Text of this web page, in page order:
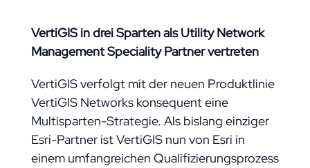
VertiGIS in drei Sparten als Utility Network
Management Speciality Partner vertreten
VertiGIS verfolgt mit der neuen Produktlinie
VertiGIS Networks konsequent eine
Multisparten-Strategie. Als bislang einziger
Esri-Partner ist VertiGIS nun von Esri in
einem umfangreichen Qualifizierungsprozess